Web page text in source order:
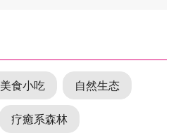
美食小吃 自然生态
疗癒系森林